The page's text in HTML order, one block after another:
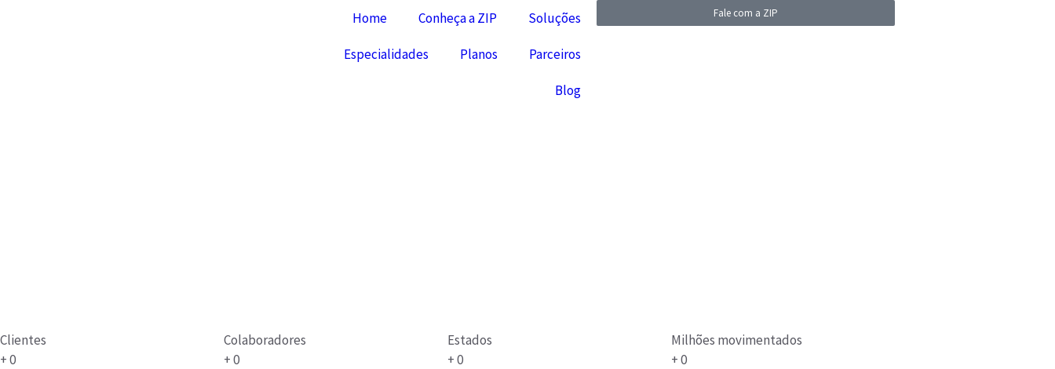
Home Conheça a ZIP Soluções
Especialidades Planos Parceiros
Blog
Fale com a ZIP
Clientes
+0
Colaboradores
+0
Estados
+0
Milhões movimentados
+0